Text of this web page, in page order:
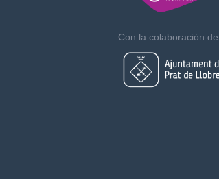
Con la colaboración